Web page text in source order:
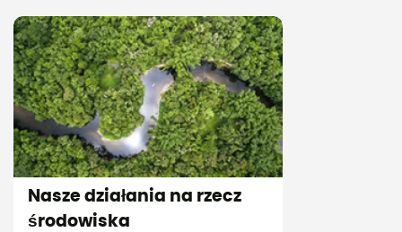
Nasze działania na rzecz
środowiska